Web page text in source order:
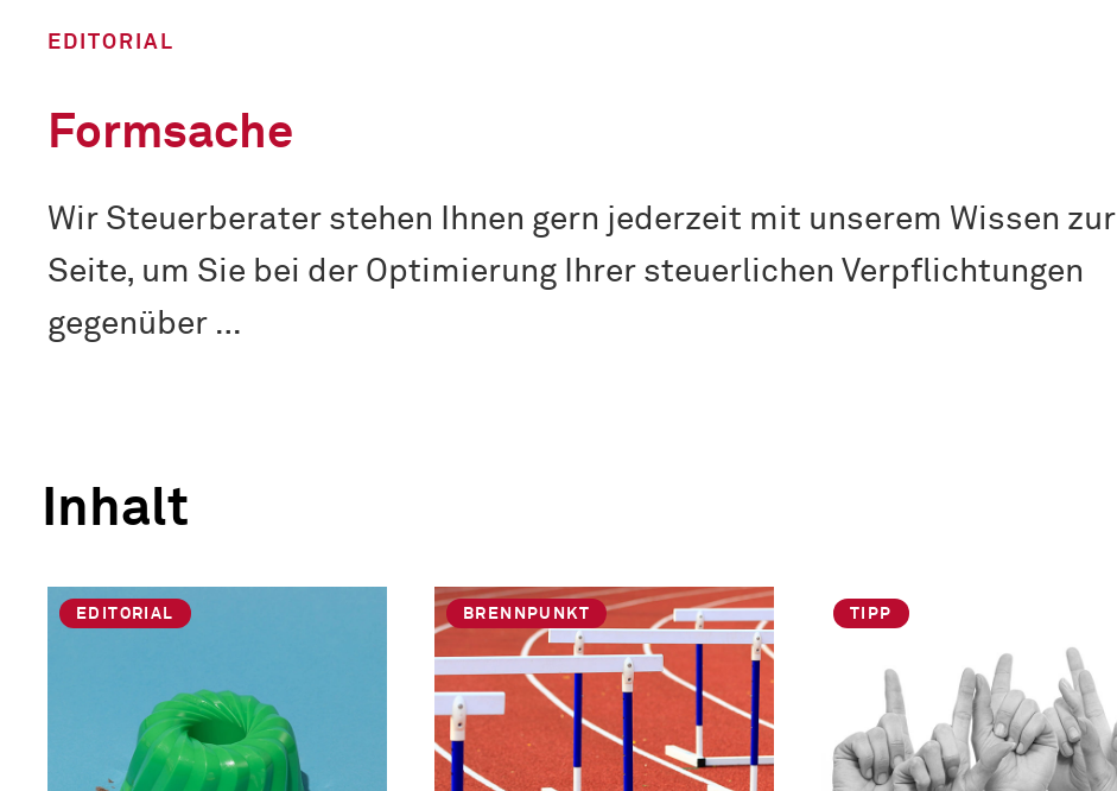
EDITORIAL
Formsache
Wir Steuerberater stehen Ihnen gern jederzeit mit unserem Wissen zur
Seite, um Sie bei der Optimierung Ihrer steuerlichen Verpflichtungen
gegenüber …
Inhalt
EDITORIAL BRENNPUNKT TIPP